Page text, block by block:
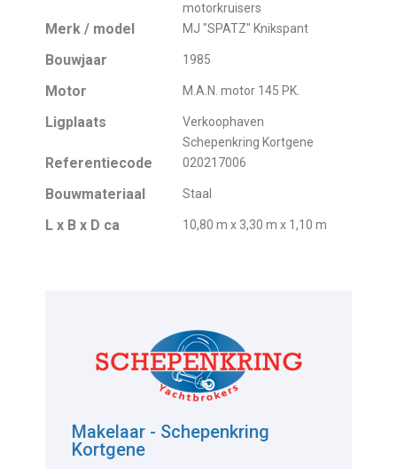
motorkruisers
Merk / model MJ "SPATZ" Knikspant
Bouwjaar 1985
Motor M.A.N. motor 145 PK.
Ligplaats
Verkoophaven
Schepenkring Kortgene
Referentiecode 020217006
Bouwmateriaal Staal
L x B x D ca 10,80 m x 3,30 m x 1,10 m
Makelaar - Schepenkring
Kortgene